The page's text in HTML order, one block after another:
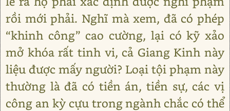
rồi mới phải. Nghĩ mà xem, đã có phép
“khinh công” cao cường, lại có kỹ xảo
mở khóa rất tinh vi, cả Giang Kinh này
liệu được mấy người? Loại tội phạm này
thường là đã có tiền án, tiền sự, các vị
công an kỳ cựu trong ngành chắc có thể